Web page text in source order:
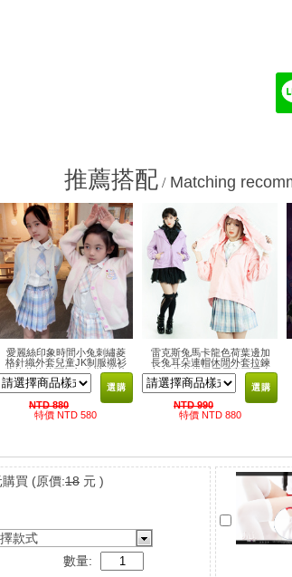
推薦搭配/ Matching
愛麗絲印象時間小兔刺繡菱
格針織外套兒童JK制服襯衫
蘇格蘭格紋百褶裙套裝 蘿莉
塔童裝親子甜美清新女孩
選購
NTD 880
特價 NTD 580
雷克斯兔馬卡龍色荷葉邊加
長兔耳朵連帽休閒外套拉鍊
夾克 蘿莉塔日系原宿可愛少
女軟妹風
選購
NTD 990
特價 NTD 880
購買 (原價:18 元 )
款式
數量: